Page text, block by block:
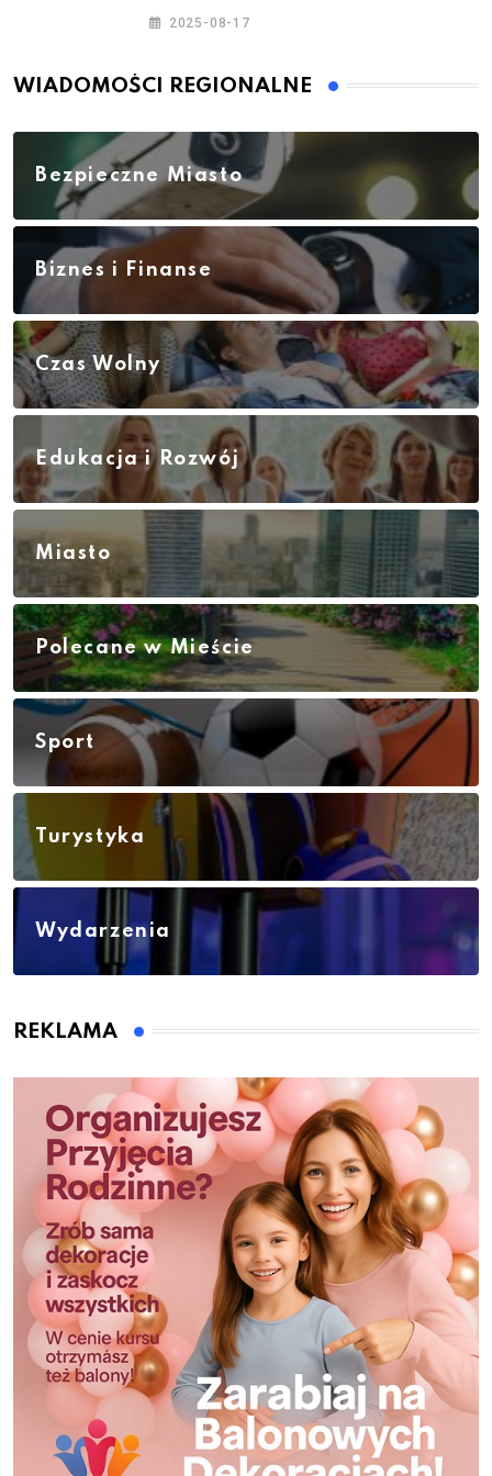
– jesień 2025
2025-08-17
WIADOMOŚCI REGIONALNE
Bezpieczne Miasto
Biznes i Finanse
Czas Wolny
Edukacja i Rozwój
Miasto
Polecane w Mieście
Sport
Turystyka
Wydarzenia
REKLAMA